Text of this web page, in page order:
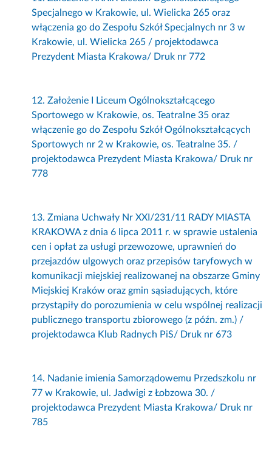
Specjalnego w Krakowie, ul. Wielicka 265 oraz
włączenia go do Zespołu Szkół Specjalnych nr 3 w
Krakowie, ul. Wielicka 265 / projektodawca
Prezydent Miasta Krakowa/ Druk nr 772
12. Założenie I Liceum Ogólnokształcącego
Sportowego w Krakowie, os. Teatralne 35 oraz
włączenie go do Zespołu Szkół Ogólnokształcących
Sportowych nr 2 w Krakowie, os. Teatralne 35. /
projektodawca Prezydent Miasta Krakowa/ Druk nr
778
13. Zmiana Uchwały Nr XXI/231/11 RADY MIASTA
KRAKOWA z dnia 6 lipca 2011 r. w sprawie ustalenia
cen i opłat za usługi przewozowe, uprawnień do
przejazdów ulgowych oraz przepisów taryfowych w
komunikacji miejskiej realizowanej na obszarze Gminy
Miejskiej Kraków oraz gmin sąsiadujących, które
przystąpiły do porozumienia w celu wspólnej realizacji
publicznego transportu zbiorowego (z późn. zm.) /
projektodawca Klub Radnych PiS/ Druk nr 673
14. Nadanie imienia Samorządowemu Przedszkolu nr
77 w Krakowie, ul. Jadwigi z Łobzowa 30. /
projektodawca Prezydent Miasta Krakowa/ Druk nr
785